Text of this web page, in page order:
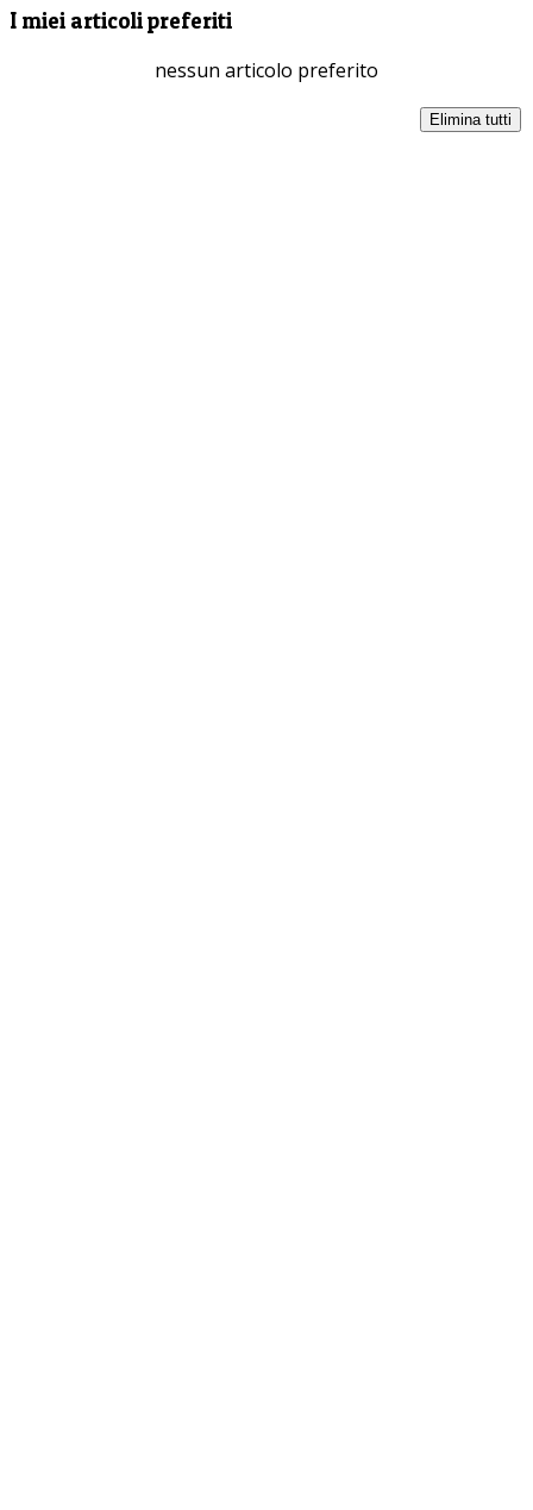
I miei articoli preferiti
nessun articolo preferito